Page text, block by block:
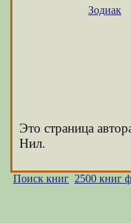
Зодиак
Это страница
Нил.
Поиск книг 2500 книг